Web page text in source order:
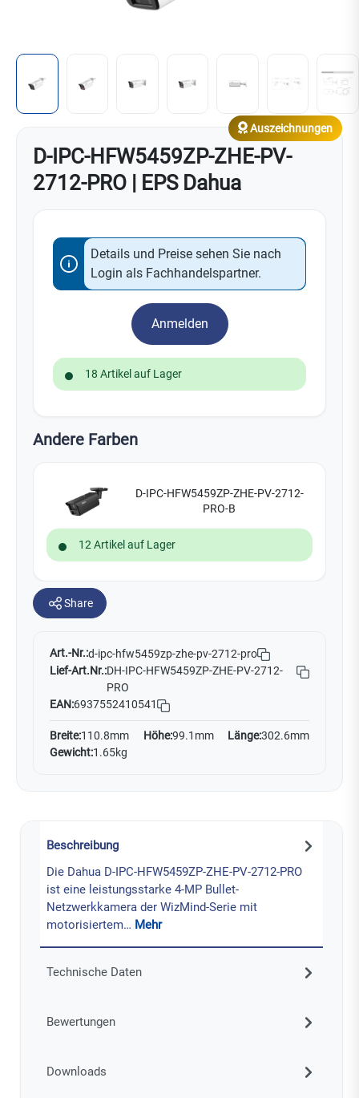
D-IPC-HFW5459ZP-ZHE-PV-
2712-PRO | EPS Dahua
Auszeichnungen
Details und Preise sehen Sie nach
Login als Fachhandelspartner.
Anmelden
18 Artikel auf Lager
Andere Farben
D-IPC-HFW5459ZP-ZHE-PV-2712-
PRO-B
12 Artikel auf Lager
Share
Art.-Nr.:d-ipc-hfw5459zp-zhe-pv-2712-pro
Lief-Art.Nr.:DH-IPC-HFW5459ZP-ZHE-PV-2712-
PRO
EAN:6937552410541
Breite:110.8mm Höhe:99.1mm Länge:302.6mm
Gewicht:1.65kg
Beschreibung
Die Dahua D-IPC-HFW5459ZP-ZHE-PV-2712-PRO
ist eine leistungsstarke 4-MP Bullet-
Netzwerkkamera der WizMind-Serie mit
motorisiertem… Mehr
Technische Daten
Bewertungen
Downloads